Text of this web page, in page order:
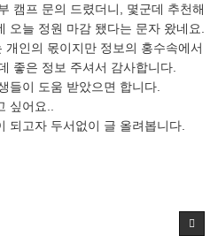
캠프 문의 드렸더니, 몇군데 추천해
오늘 정원 마감 됐다는 문자 왔네요.
인의 몫이지만 정보의 홍수속에서
좋은 정보 주셔서 감사합니다.
들이 도움 받았으면 합니다.
싶어요..
되고자 두서없이 글 올려봅니다.